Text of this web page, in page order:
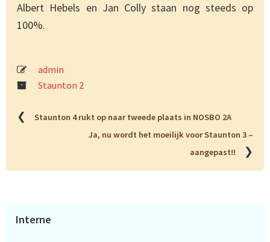
Albert Hebels en Jan Colly staan nog steeds op
100%.
admin
Staunton 2
❮
Staunton 4 rukt op naar tweede plaats in NOSBO 2A
Ja, nu wordt het moeilijk voor Staunton 3 –
aangepast!!
❯
Primaire
Interne